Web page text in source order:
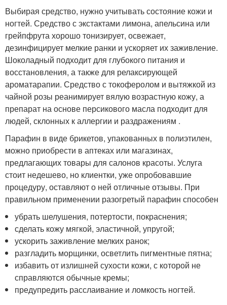
Выбирая средство, нужно учитывать состояние кожи и
ногтей. Средство с экстактами лимона, апельсина или
грейпфрута хорошо тонизирует, освежает,
дезинфицирует мелкие ранки и ускоряет их заживление.
Шоколадный подходит для глубокого питания и
восстановления, а также для релаксирующей
ароматарапии. Средство с токоферолом и вытяжкой из
чайной розы реанимирует вялую возрастную кожу, а
препарат на основе персикового масла подходит для
людей, склонных к аллергии и раздражениям .
Парафин в виде брикетов, упакованных в полиэтилен,
можно приобрести в аптеках или магазинах,
предлагающих товары для салонов красоты. Услуга
стоит недешево, но клиентки, уже опробовавшие
процедуру, оставляют о ней отличные отзывы. При
правильном применении разогретый парафин способен
убрать шелушения, потертости, покраснения;
сделать кожу мягкой, эластичной, упругой;
ускорить заживление мелких ранок;
разгладить морщинки, осветлить пигментные пятна;
избавить от излишней сухости кожи, с которой не
справляются обычные кремы;
предупредить расслаивание и ломкость ногтей.